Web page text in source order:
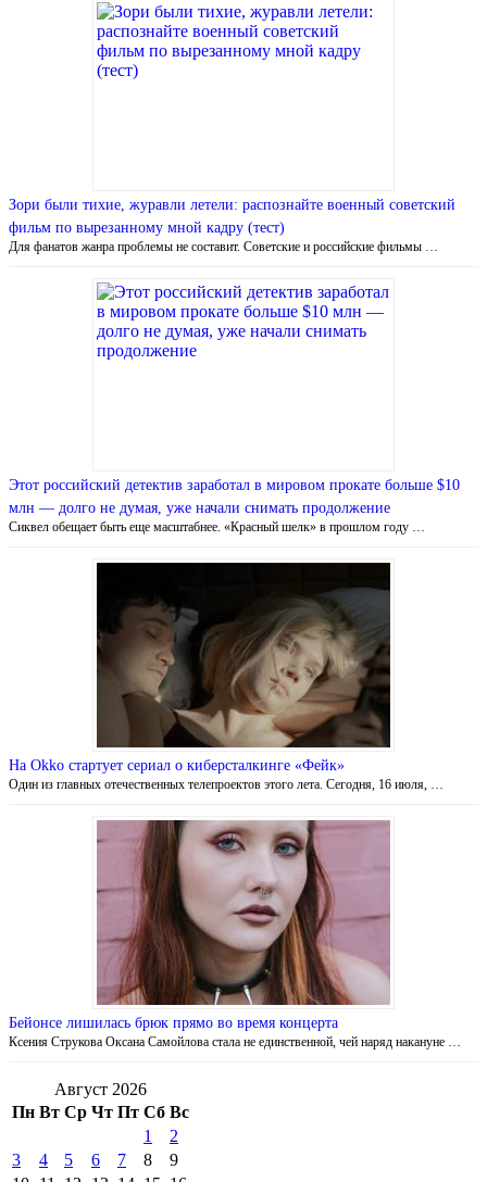
Зори были тихие, журавли летели: распознайте военный советский
фильм по вырезанному мной кадру (тест)
Для фанатов жанра проблемы не составит. Советские и российские фильмы …
Этот российский детектив заработал в мировом прокате больше $10
млн — долго не думая, уже начали снимать продолжение
Сиквел обещает быть еще масштабнее. «Красный шелк» в прошлом году …
На Okko стартует сериал о киберсталкинге «Фейк»
Один из главных отечественных телепроектов этого лета. Сегодня, 16 июля, …
Бейонсе лишилась брюк прямо во время концерта
Ксения Струкова Оксана Самойлова стала не единственной, чей наряд накануне …
Август 2026
Пн Вт Ср Чт Пт Сб Вс
1
2
3
4 5 6 7 8
9